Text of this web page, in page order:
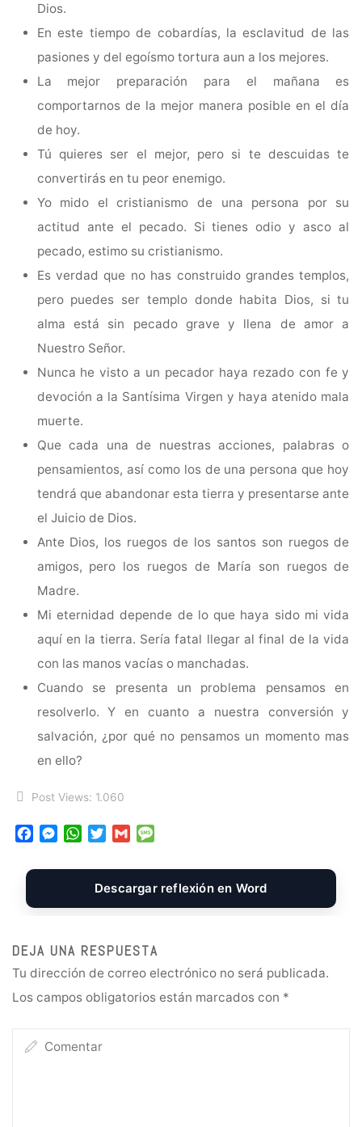
Dios.
En este tiempo de cobardías, la esclavitud de las
pasiones y del egoísmo tortura aun a los mejores.
La mejor preparación para el mañana es
comportarnos de la mejor manera posible en el día
de hoy.
Tú quieres ser el mejor, pero si te descuidas te
convertirás en tu peor enemigo.
Yo mido el cristianismo de una persona por su
actitud ante el pecado. Si tienes odio y asco al
pecado, estimo su cristianismo.
Es verdad que no has construido grandes templos,
pero puedes ser templo donde habita Dios, si tu
alma está sin pecado grave y llena de amor a
Nuestro Señor.
Nunca he visto a un pecador haya rezado con fe y
devoción a la Santísima Virgen y haya atenido mala
muerte.
Que cada una de nuestras acciones, palabras o
pensamientos, así como los de una persona que hoy
tendrá que abandonar esta tierra y presentarse ante
el Juicio de Dios.
Ante Dios, los ruegos de los santos son ruegos de
amigos, pero los ruegos de María son ruegos de
Madre.
Mi eternidad depende de lo que haya sido mi vida
aquí en la tierra. Sería fatal llegar al final de la vida
con las manos vacías o manchadas.
Cuando se presenta un problema pensamos en
resolverlo. Y en cuanto a nuestra conversión y
salvación, ¿por qué no pensamos un momento mas
en ello?
Post Views: 1.060
c
b
k
M
s
e
e
r
W
a
s
p
i
t
t
G
a
i
l
s
s
a
Descargar reflexión en Word
DEJA UNA RESPUESTA
Tu dirección de correo electrónico no será publicada.
Los campos obligatorios están marcados con *